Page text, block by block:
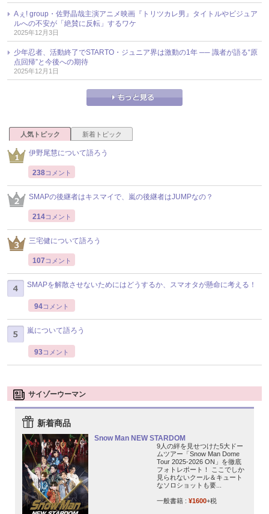
Aぇ! group・佐野晶哉主演アニメ映画『トリツカレ男』タイトルやビジュア
ルへの不安が「絶賛に反転」するワケ
2025年12月3日
少年忍者、活動終了でSTARTO・ジュニア界は激動の1年 ── 識者が語る“原
点回帰”と今後への期待
2025年12月1日
人気トピック 新着トピック
伊野尾慧について語ろう
238コメント
SMAPの後継者はキスマイで、嵐の後継者はJUMPなの？
214コメント
三宅健について語ろう
107コメント
SMAPを解散させないためにはどうするか、スマオタが懸命に考える！
94コメント
嵐について語ろう
93コメント
サイゾーウーマン
新着商品
Snow Man NEW STARDOM
9人の絆を見せつけた5大ドー
ムツアー「Snow Man Dome
Tour 2025-2026 ON」を徹底
フォトレポート！ ここでしか
見られないクール＆キュート
なソロショットも要...
一般書籍 : ¥1600+税